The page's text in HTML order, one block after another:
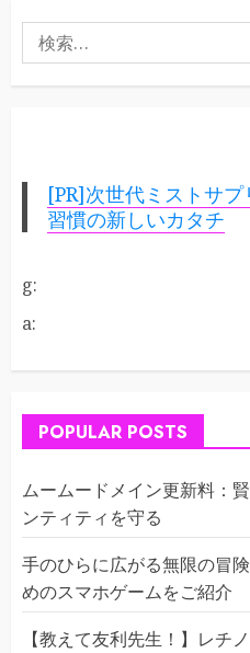
索:
[PR]次世代ミストサ
習慣の新しいカタチ
g:
a:
POPULAR POSTS
ムームードメイン更新料：
ンティティを守る
手のひらに広がる無限の冒
めのスマホゲームをご紹介
【教えて友利先生！】レチ